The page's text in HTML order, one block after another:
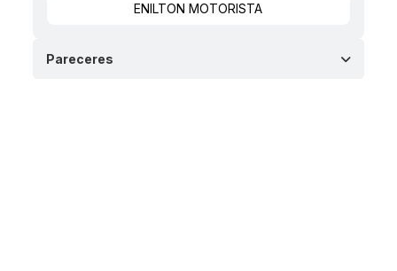
ENILTON MOTORISTA
Pareceres